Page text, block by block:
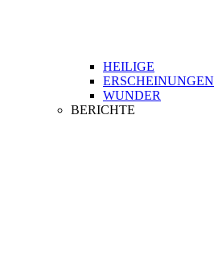
HEILIGE
ERSCHEINUNGEN
WUNDER
BERICHTE